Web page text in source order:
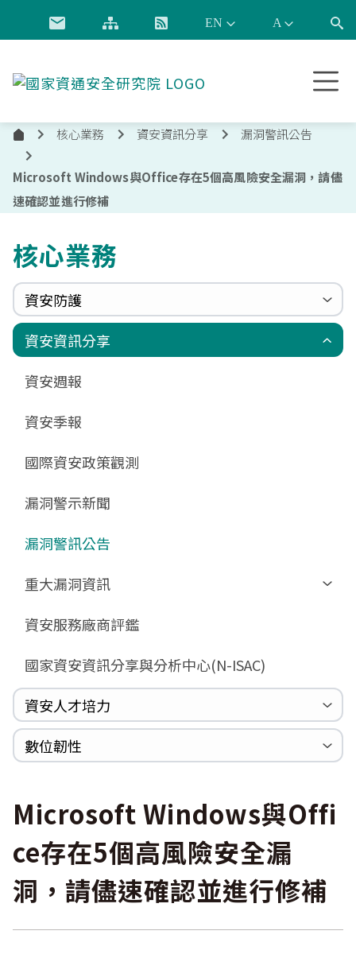
跳到主要內容
通
全
究
首
核心業務 資安資訊分享 漏洞警訊公告
Microsoft Windows與Office存在5個高風險安全漏洞，請儘
速確認並進行修補
核心業務
資安防護
政府組態基準(GCB)
更新消息
GCB說明文件
GCB部署資源
GCB終止支援
資通安全弱點通報機制(VANS)
申請作業表單
數位影片教材
FAQ
端點偵測及應變機制(EDR)
相關文件與表單
零信任架構(ZTA)
相關文件與表單
驗證進度
國家資安聯防監控中心(N-SOC)
國家資安通報應變中心(N-CERT)
資安資訊分享
資安週報
資安季報
國際資安政策觀測
漏洞警示新聞
漏洞警訊公告
重大漏洞資訊
Zerologon
MSHTML
Log4shell
WannaCrypt
Heartbleed
資安服務廠商評鑑
國家資安資訊分享與分析中心(N-ISAC)
資安人才培力
巡迴研討會
CCOE資安實戰人才培育計畫成果簡介
資安人才培訓服務網
資安系列競賽網站
數位韌性
Microsoft Windows與Offi
ce存在5個高風險安全漏
洞，請儘速確認並進行修補